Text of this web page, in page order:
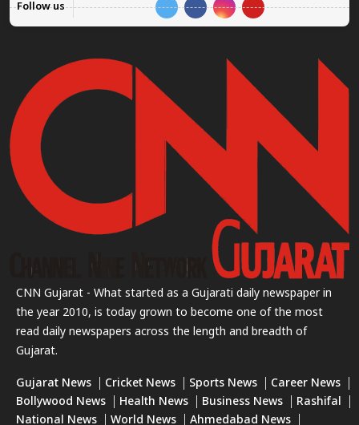
Follow us
CNN Gujarat - What started as a Gujarati daily newspaper in
the year 2010, is today grown to become one of the most
read daily newspapers across the length and breadth of
Gujarat.
Gujarat News Cricket News Sports News
Career News
Bollywood News
Health News Business News
Rashifal
National News
World News Ahmedabad News